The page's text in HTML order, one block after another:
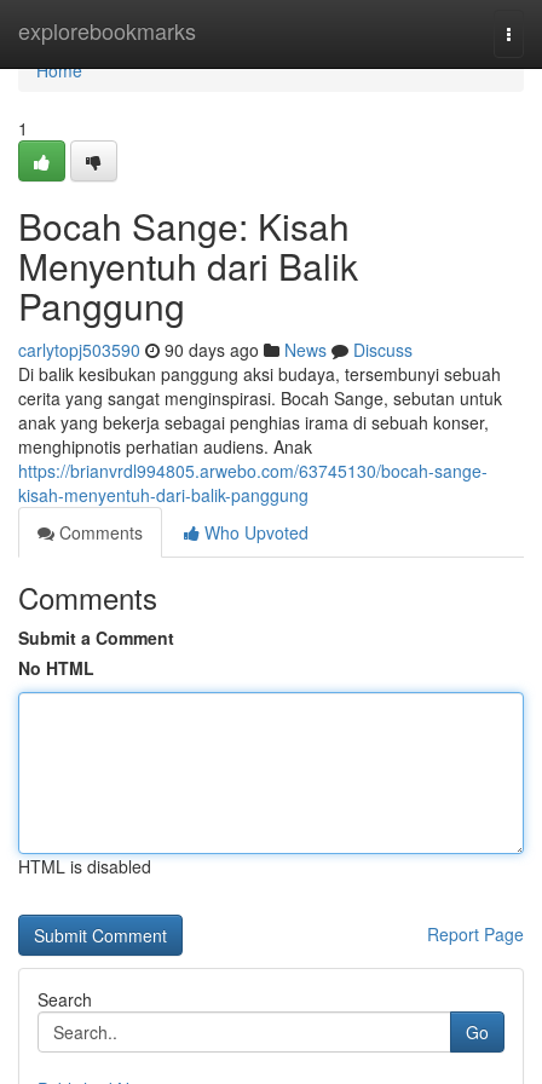
explorebookmarks
Home
Home
1
Bocah Sange: Kisah
Menyentuh dari Balik
Panggung
carlytopj503590 90 days ago News
Discuss
Di balik kesibukan panggung aksi budaya, tersembunyi sebuah
cerita yang sangat menginspirasi. Bocah Sange, sebutan untuk
anak yang bekerja sebagai penghias irama di sebuah konser,
menghipnotis perhatian audiens. Anak
https://brianvrdl994805.arwebo.com/63745130/bocah-sange-
kisah-menyentuh-dari-balik-panggung
Comments
Who Upvoted
Comments
Submit a Comment
No HTML
HTML is disabled
Report Page
Search
Go